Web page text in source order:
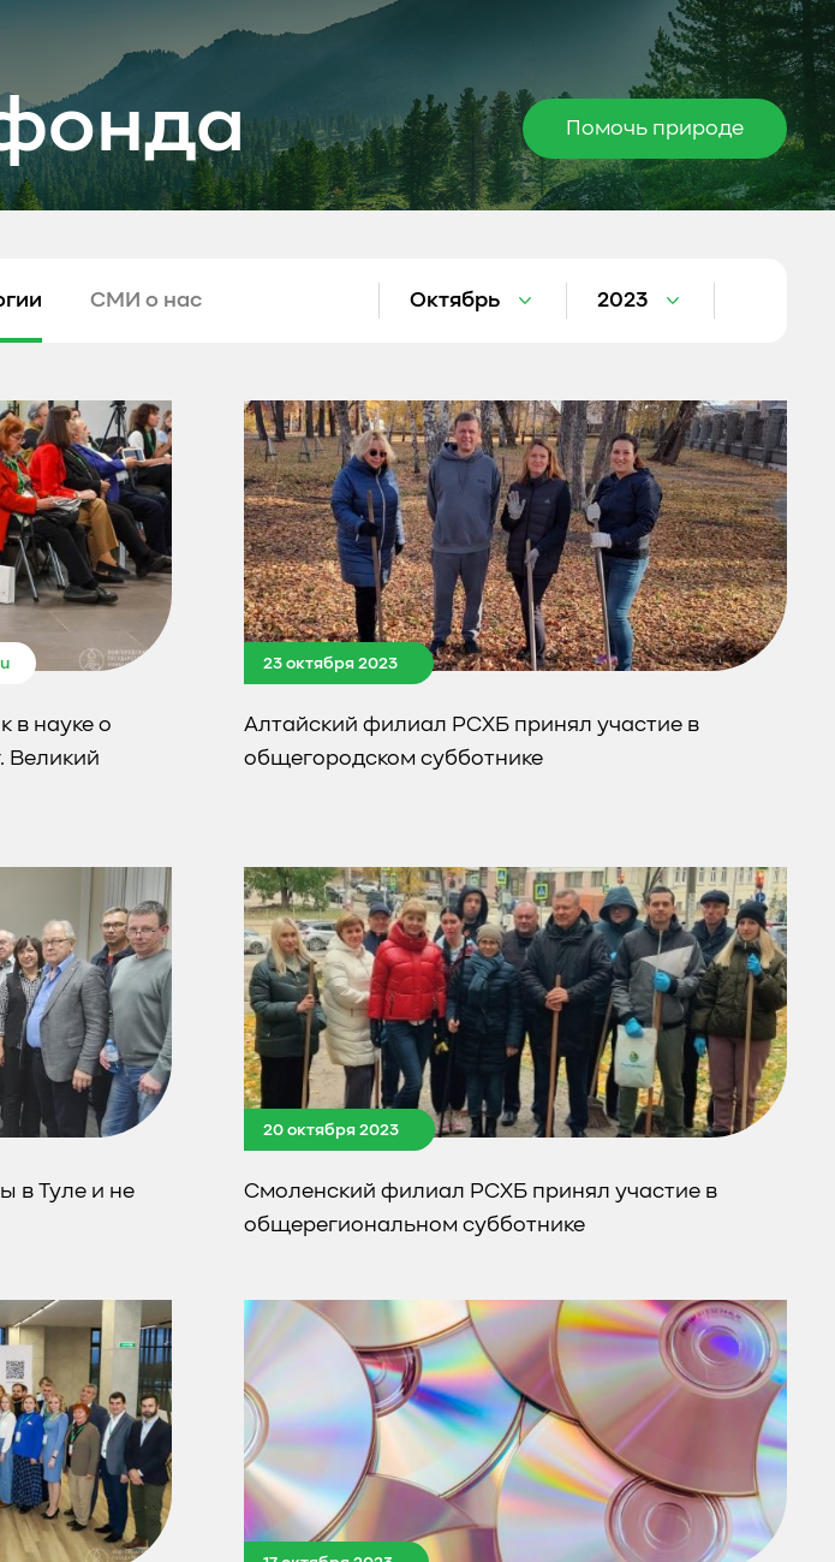
Помочь природе
СМИ о нас Октябрь 2023
в науке о
Великий
23 октября 2023
Алтайский филиал РСХБ принял участие в
общегородском субботнике
в Туле и не
20 октября 2023
Смоленский филиал РСХБ принял участие в
общерегиональном субботнике